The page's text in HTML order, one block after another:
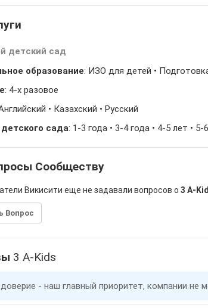
детский сад
образование: ИЗО для детей •
: 4-х разовое
• Казахский • Русский
сада: 1-3 года • 3-4 года • 4-5 лет • 5-
Сообществу
Викисити еще не задавали вопросов о 3 A-
Вопрос
3 A-Kids
- наш главный приоритет, компании не